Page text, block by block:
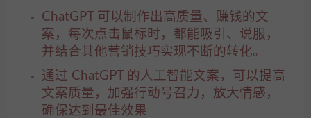
ChatGPT 可以制作出高质量、赚钱的文
案，每次点击鼠标时，都能吸引、说服，
并结合其他营销技巧实现不断的转化。
通过 ChatGPT 的人工智能文案，可以提高
文案质量，加强行动号召力，放大情感，
确保达到最佳效果